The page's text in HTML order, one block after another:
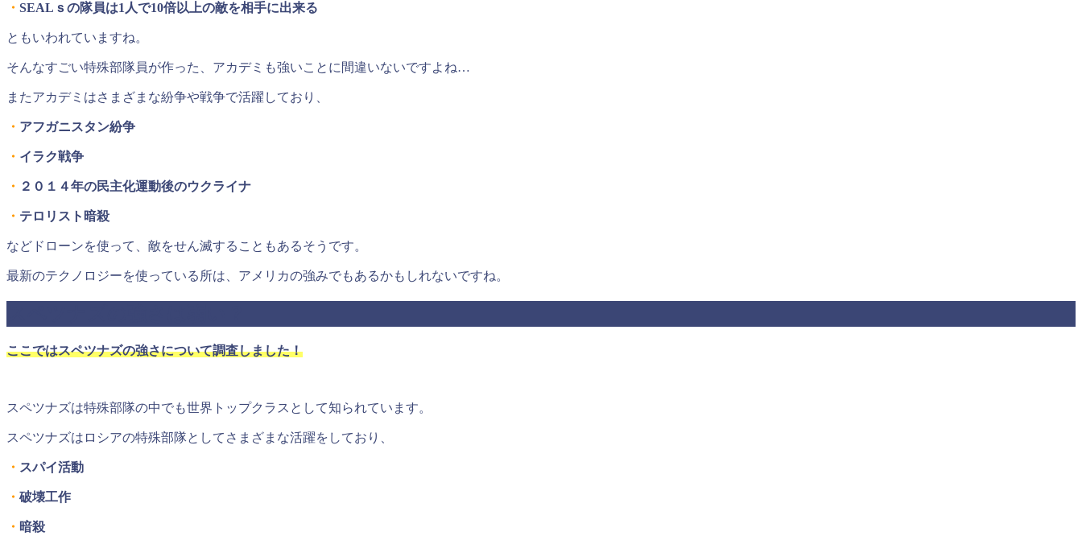
・ SEALｓの隊員は1人で10倍以上の敵を相手に出来る
ともいわれていますね。
そんなすごい特殊部隊員が作った、アカデミも強いことに間違いないですよね…
またアカデミはさまざまな紛争や戦争で活躍しており、
・ アフガニスタン紛争
・ イラク戦争
・ ２０１４年の民主化運動後のウクライナ
・ テロリスト暗殺
などドローンを使って、敵をせん滅することもあるそうです。
最新のテクノロジーを使っている所は、アメリカの強みでもあるかもしれないですね。
ここではスペツナズの強さについて調査しました！
スペツナズは特殊部隊の中でも世界トップクラスとして知られています。
スペツナズはロシアの特殊部隊としてさまざまな活躍をしており、
・ スパイ活動
・ 破壊工作
・ 暗殺